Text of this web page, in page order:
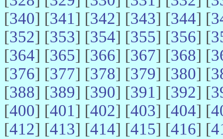
[340] [341] [342] [343] [344] [
[352] [353] [354] [355] [356] [
[364] [365] [366] [367] [368] [
[376] [377] [378] [379] [380] [
[388] [389] [390] [391] [392] [
[400] [401] [402] [403] [404] [
[412] [413] [414] [415] [416] [